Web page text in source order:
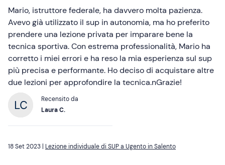
Mario, istruttore federale, ha davvero molta pazienza.
Avevo già utilizzato il sup in autonomia, ma ho preferito
prendere una lezione privata per imparare bene la
tecnica sportiva. Con estrema professionalità, Mario ha
corretto i miei errori e ha reso la mia esperienza sul sup
più precisa e performante. Ho deciso di acquistare altre
due lezioni per approfondire la tecnica.nGrazie!
Recensito da
Laura C.
18 Set 2023 | Lezione individuale di SUP a Ugento in Salento